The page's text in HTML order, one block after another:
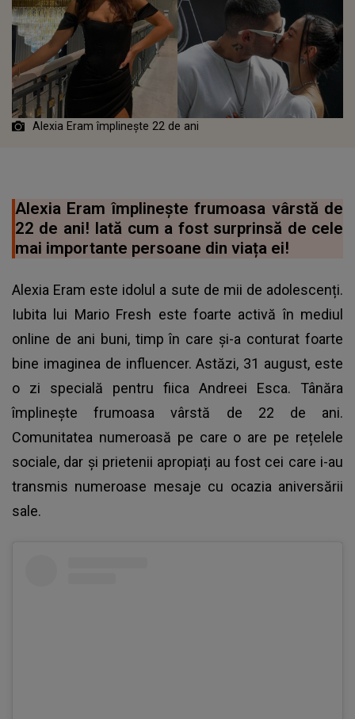
Alexia Eram împlinește 22 de ani
Alexia Eram împlinește frumoasa vârstă de
22 de ani! Iată cum a fost surprinsă de cele
mai importante persoane din viața ei!
Alexia Eram este idolul a sute de mii de adolescenți.
Iubita lui Mario Fresh este foarte activă în mediul
online de ani buni, timp în care și-a conturat foarte
bine imaginea de influencer. Astăzi, 31 august, este
o zi specială pentru fiica Andreei Esca. Tânăra
împlinește frumoasa vârstă de 22 de ani.
Comunitatea numeroasă pe care o are pe rețelele
sociale, dar și prietenii apropiați au fost cei care i-au
transmis numeroase mesaje cu ocazia aniversării
sale.